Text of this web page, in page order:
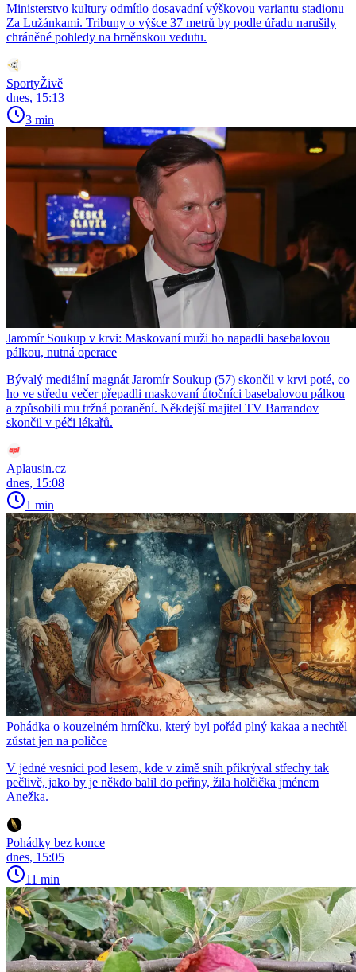
Ministerstvo kultury odmítlo dosavadní výškovou variantu stadionu
Za Lužánkami. Tribuny o výšce 37 metrů by podle úřadu narušily
chráněné pohledy na brněnskou vedutu.
SportyŽivě
dnes, 15:13
3 min
Jaromír Soukup v krvi: Maskovaní muži ho napadli basebalovou
pálkou, nutná operace
Bývalý mediální magnát Jaromír Soukup (57) skončil v krvi poté, co
ho ve středu večer přepadli maskovaní útočníci basebalovou pálkou
a způsobili mu tržná poranění. Někdejší majitel TV Barrandov
skončil v péči lékařů.
Aplausin.cz
dnes, 15:08
1 min
Pohádka o kouzelném hrníčku, který byl pořád plný kakaa a nechtěl
zůstat jen na poličce
V jedné vesnici pod lesem, kde v zimě sníh přikrýval střechy tak
pečlivě, jako by je někdo balil do peřiny, žila holčička jménem
Anežka.
Pohádky bez konce
dnes, 15:05
11 min